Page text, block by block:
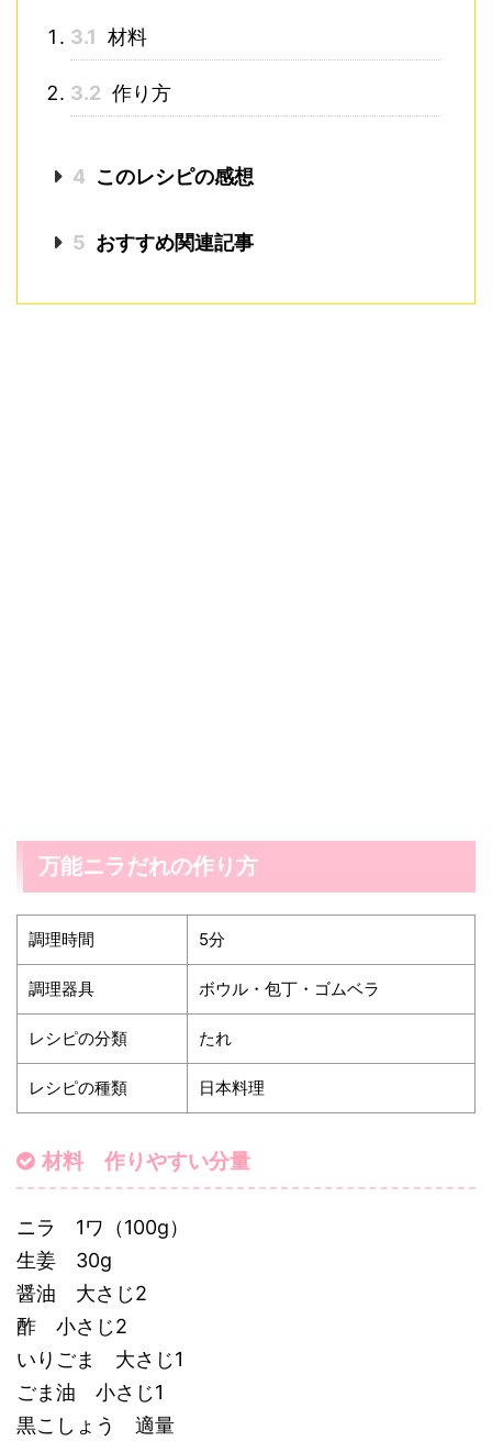
3.1 材料
3.2 作り方
4 このレシピの感想
5 おすすめ関連記事
万能ニラだれの作り方
調理時間 5分
調理器具 ボウル・包丁・ゴムベラ
レシピの分類 たれ
レシピの種類 日本料理
材料 作りやすい分量
ニラ 1ワ（100g）
生姜 30g
醤油 大さじ2
酢 小さじ2
いりごま 大さじ1
ごま油 小さじ1
黒こしょう 適量